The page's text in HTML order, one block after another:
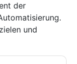
der
und